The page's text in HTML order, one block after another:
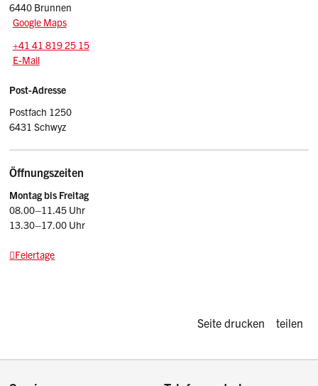
6440 Brunnen
Google Maps
Tel.:
+41 41 819 25 15
E-Mail: oev
E-Mail
Post-Adresse
Postfach 1250
6431 Schwyz
Öffnungszeiten
Montag bis Freitag
08.00–11.45 Uhr
13.30–17.00 Uhr
Feiertage
Diese Seite
Seite drucken teilen